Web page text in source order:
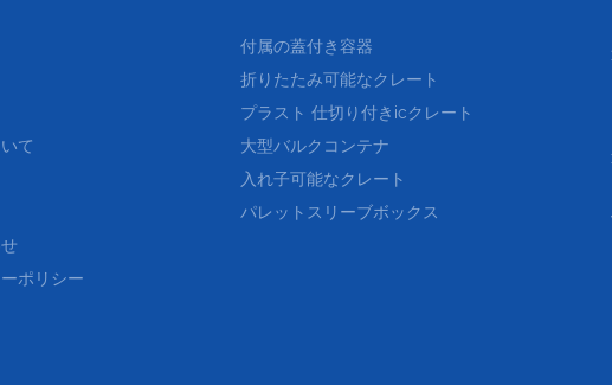
て
ポリシー
付属の蓋付き容器
折りたたみ可能なクレート
プラスト 仕切り付きicクレート
大型バルクコンテナ
入れ子可能なクレート
パレットスリーブボックス